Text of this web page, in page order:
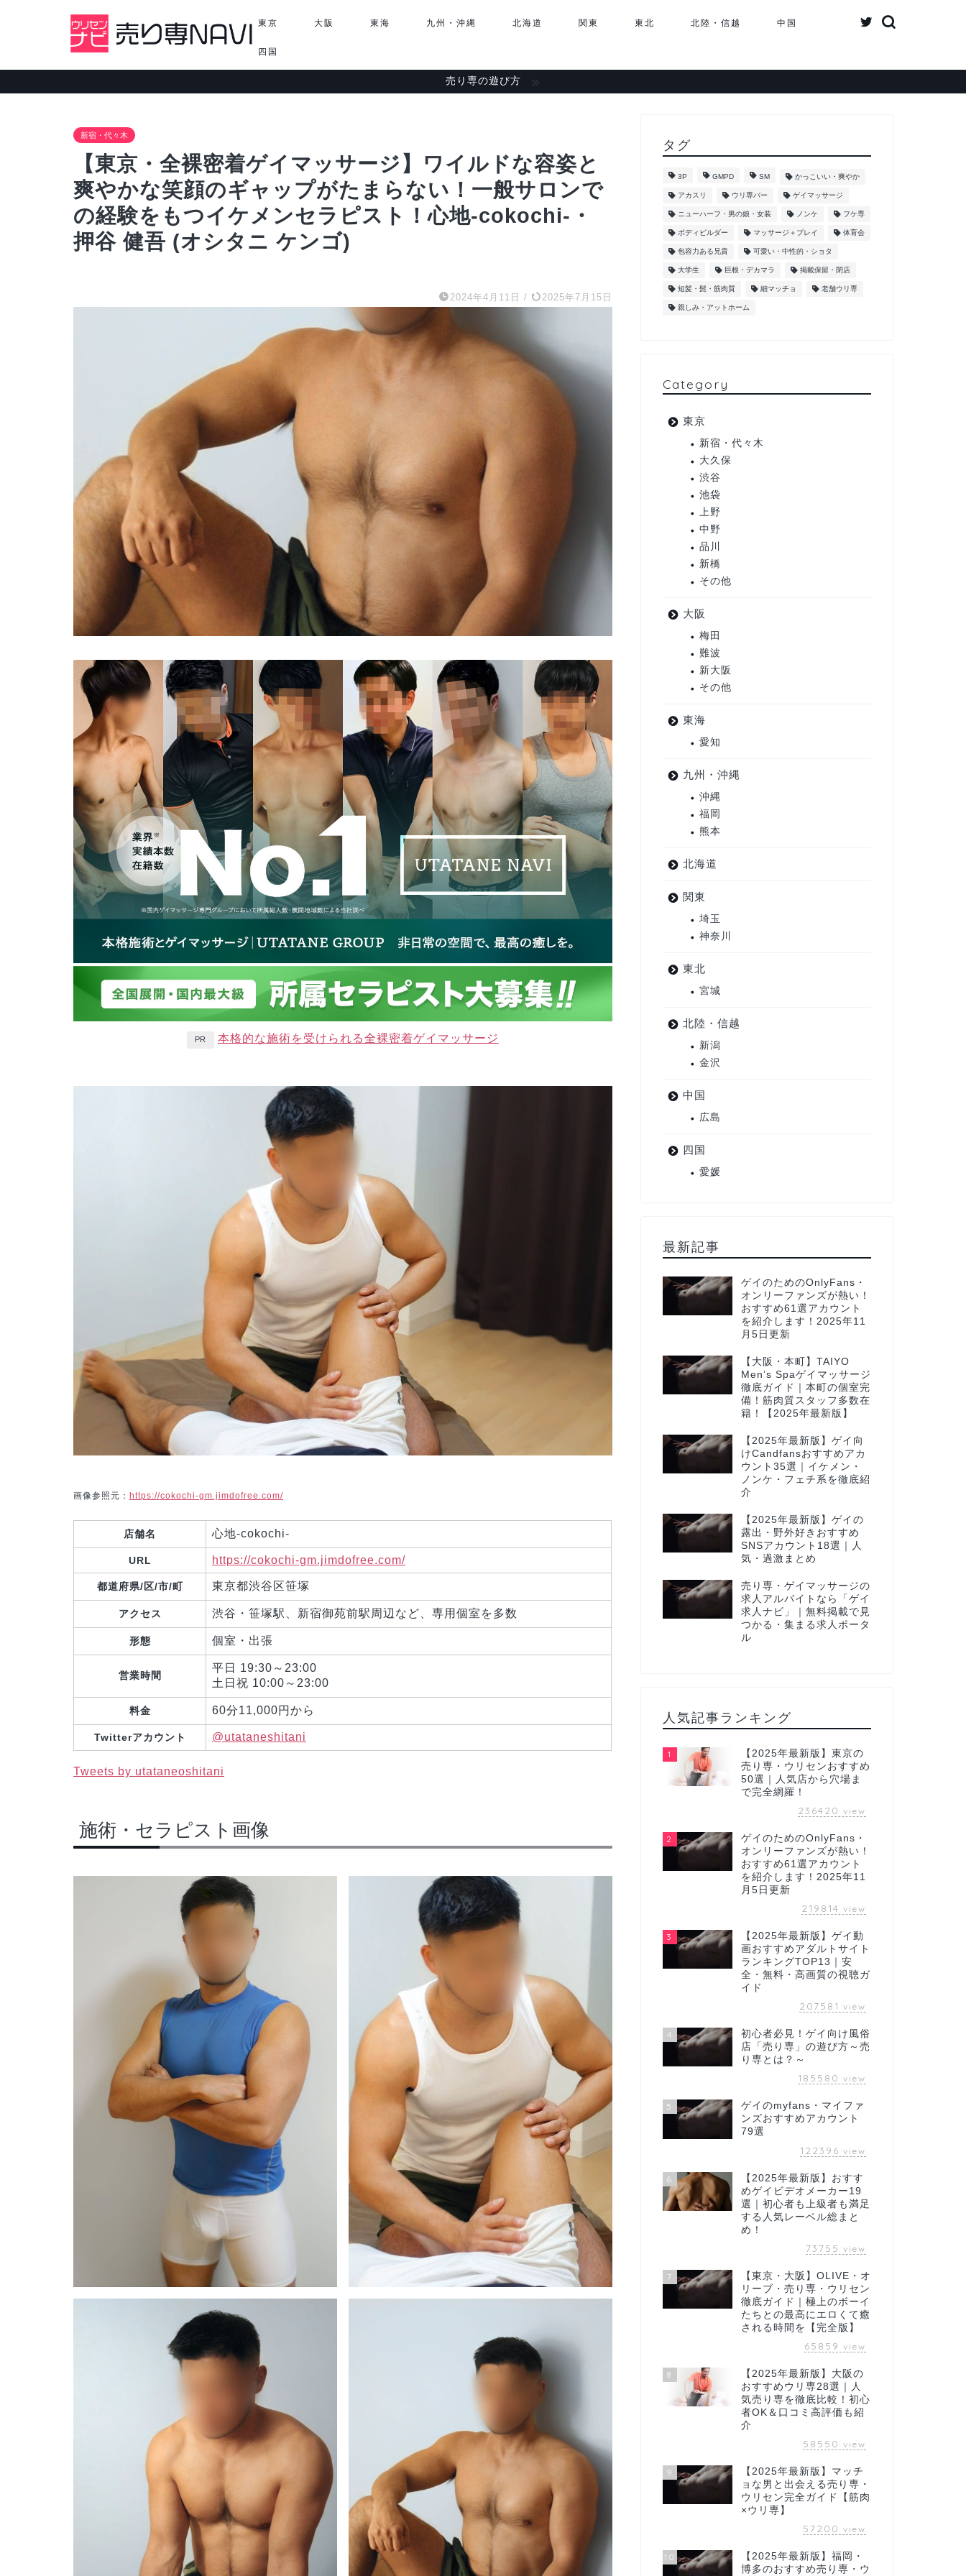
東京 大阪 東海 九州・沖縄 北海道 関東 東北 北陸・信越 中国
四国
売り専の遊び方
新宿・代々木
【東京・全裸密着ゲイマッサージ】ワイルドな容姿と
爽やかな笑顔のギャップがたまらない！一般サロンで
の経験をもつイケメンセラピスト！心地-cokochi-・
押谷 健吾 (オシタニ ケンゴ)
2024年4月11日 / 2025年7月15日
PR 本格的な施術を受けられる全裸密着ゲイマッサージ
画像参照元： https://cokochi-gm.jimdofree.com/
店舗名 心地-cokochi-
URL https://cokochi-gm.jimdofree.com/
都道府県/区/市/町 東京都渋谷区笹塚
アクセス 渋谷・笹塚駅、新宿御苑前駅周辺など、専用個室を多数
形態 個室・出張
営業時間
平日 19:30～23:00
土日祝 10:00～23:00
料金 60分11,000円から
Twitterアカウント @utataneshitani
Tweets by utataneoshitani
施術・セラピスト画像
タグ
3P GMPD SM かっこいい・爽やか
アカスリ ウリ専バー ゲイマッサージ
ニューハーフ・男の娘・女装 ノンケ フケ専
ボディビルダー マッサージ＋プレイ 体育会
包容力ある兄貴 可愛い・中性的・ショタ
大学生 巨根・デカマラ 掲載保留・閉店
短髪・髭・筋肉質 細マッチョ 老舗ウリ専
親しみ・アットホーム
Category
東京
新宿・代々木
大久保
渋谷
池袋
上野
中野
品川
新橋
その他
大阪
梅田
難波
新大阪
その他
東海
愛知
九州・沖縄
沖縄
福岡
熊本
北海道
関東
埼玉
神奈川
東北
宮城
北陸・信越
新潟
金沢
中国
広島
四国
愛媛
最新記事
ゲイのためのOnlyFans・
オンリーファンズが熱い！
おすすめ61選アカウント
を紹介します！2025年11
月5日更新
【大阪・本町】TAIYO
Men’s Spaゲイマッサージ
徹底ガイド｜本町の個室完
備！筋肉質スタッフ多数在
籍！【2025年最新版】
【2025年最新版】ゲイ向
けCandfansおすすめアカ
ウント35選｜イケメン・
ノンケ・フェチ系を徹底紹
介
【2025年最新版】ゲイの
露出・野外好きおすすめ
SNSアカウント18選｜人
気・過激まとめ
売り専・ゲイマッサージの
求人アルバイトなら「ゲイ
求人ナビ」｜無料掲載で見
つかる・集まる求人ポータ
ル
人気記事ランキング
1
【2025年最新版】東京の
売り専・ウリセンおすすめ
50選｜人気店から穴場ま
で完全網羅！
236420 view
2
ゲイのためのOnlyFans・
オンリーファンズが熱い！
おすすめ61選アカウント
を紹介します！2025年11
月5日更新
219814 view
3
【2025年最新版】ゲイ動
画おすすめアダルトサイト
ランキングTOP13｜安
全・無料・高画質の視聴ガ
イド
207581 view
4
初心者必見！ゲイ向け風俗
店「売り専」の遊び方～売
り専とは？～
185580 view
5
ゲイのmyfans・マイファ
ンズおすすめアカウント
79選
122396 view
6
【2025年最新版】おすす
めゲイビデオメーカー19
選｜初心者も上級者も満足
する人気レーベル総まと
め！
73755 view
7
【東京・大阪】OLIVE・オ
リーブ・売り専・ウリセン
徹底ガイド｜極上のボーイ
たちとの最高にエロくて癒
される時間を【完全版】
65859 view
8
【2025年最新版】大阪の
おすすめウリ専28選｜人
気売り専を徹底比較！初心
者OK＆口コミ高評価も紹
介
58550 view
9
【2025年最新版】マッチ
ョな男と出会える売り専・
ウリセン完全ガイド【筋肉
×ウリ専】
57200 view
10
【2025年最新版】福岡・
博多のおすすめ売り専・ウ